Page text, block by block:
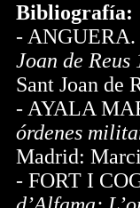
Bibliografía:
- ANGUERA.
Joan de Reus
Sant Joan de
- AYALA
órdenes
Madrid:
- FORT I